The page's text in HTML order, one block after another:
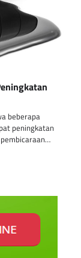
beberapa
peningkatan